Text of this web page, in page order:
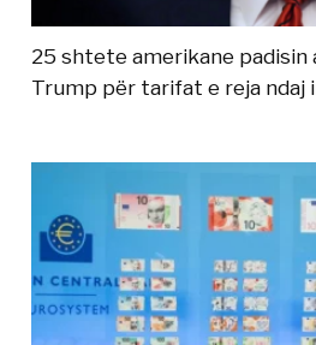
25 shtete amerikane
Trump për tarifat e reja ndaj